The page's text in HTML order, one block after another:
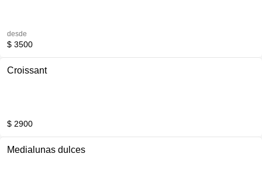
desde
$ 3500
Croissant
$ 2900
Medialunas dulces